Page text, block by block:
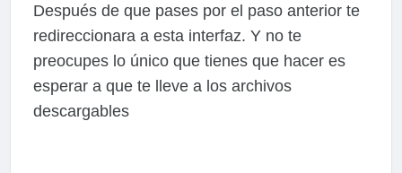
Después de que pases por el paso anterior te
redireccionara a esta interfaz. Y no te
preocupes lo único que tienes que hacer es
esperar a que te lleve a los archivos
descargables